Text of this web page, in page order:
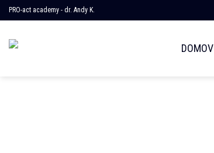
Skoči
na
vsebino
PRO-act academy - dr. Andy K.
DOMOV